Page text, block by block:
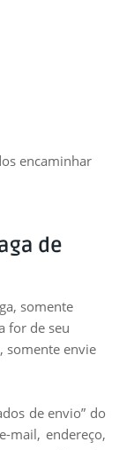
encaminhar
de
somente
for de seu
somente envie
de envio” do
mail, endereço,